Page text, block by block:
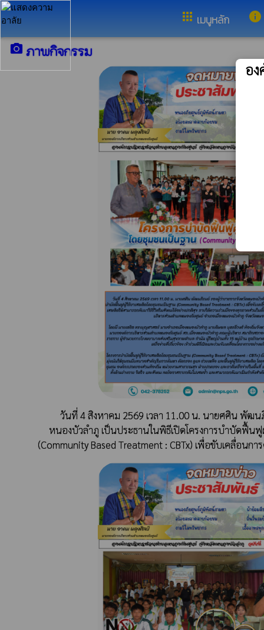
apps เมนูหลัก info
camera_alt ภาพกิจกรรม
วันที่ 4 สิงหาคม 2569 เวลา 11.00 น. นายศศิน พัฒน
หนองบัวลำภู เป็นประธานในพิธีเปิดโครงการบำบัดฟื้น
(Community Based Treatment : CBTx) เพื่อขับเคลื่อนก
อ